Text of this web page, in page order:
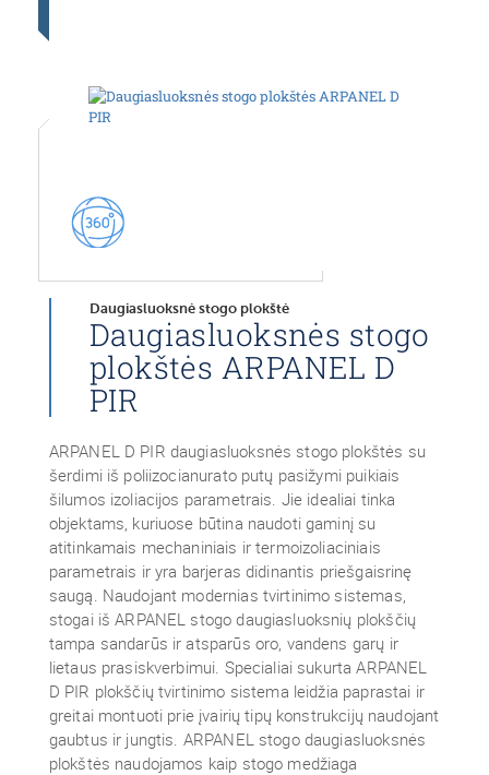
Daugiasluoksnė stogo plokštė
Daugiasluoksnės stogo
plokštės ARPANEL D
PIR
ARPANEL D PIR daugiasluoksnės stogo plokštės su
šerdimi iš poliizocianurato putų pasižymi puikiais
šilumos izoliacijos parametrais. Jie idealiai tinka
objektams, kuriuose būtina naudoti gaminį su
atitinkamais mechaniniais ir termoizoliaciniais
parametrais ir yra barjeras didinantis priešgaisrinę
saugą. Naudojant modernias tvirtinimo sistemas,
stogai iš ARPANEL stogo daugiasluoksnių plokščių
tampa sandarūs ir atsparūs oro, vandens garų ir
lietaus prasiskverbimui. Specialiai sukurta ARPANEL
D PIR plokščių tvirtinimo sistema leidžia paprastai ir
greitai montuoti prie įvairių tipų konstrukcijų naudojant
gaubtus ir jungtis. ARPANEL stogo daugiasluoksnės
plokštės naudojamos kaip stogo medžiaga